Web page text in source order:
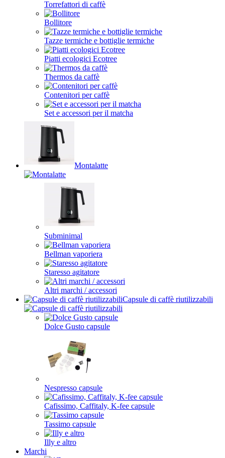
Torrefattori di caffè
Bollitore
Tazze termiche e bottiglie termiche
Piatti ecologici Ecotree
Thermos da caffè
Contenitori per caffè
Set e accessori per il matcha
Montalatte
Subminimal
Bellman vaporiera
Staresso agitatore
Altri marchi / accessori
Capsule di caffè riutilizzabili
Dolce Gusto capsule
Nespresso capsule
Cafissimo, Caffitaly, K-fee capsule
Tassimo capsule
Illy e altro
Marchi